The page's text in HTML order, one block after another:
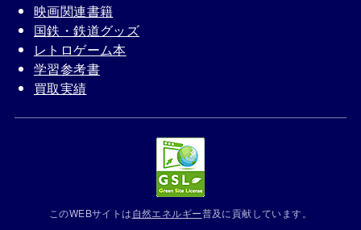
映画関連書籍
国鉄・鉄道グッズ
レトロゲーム本
学習参考書
買取実績
このWEBサイトは自然エネルギー普及に貢献しています。